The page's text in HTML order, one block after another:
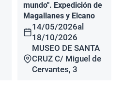
mundo". Expedición de
Magallanes y Elcano
14/05/2026al
18/10/2026
MUSEO DE SANTA
CRUZ C/ Miguel de
Cervantes, 3